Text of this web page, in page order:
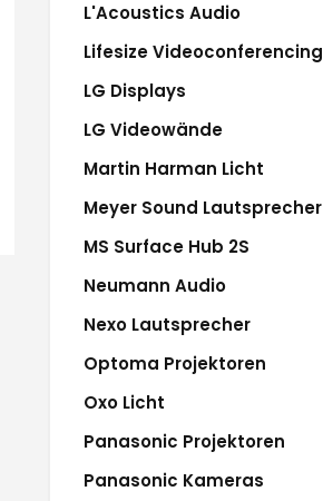
L'Acoustics Audio
Lifesize Videoconferencing
LG Displays
LG Videowände
Martin Harman Licht
Meyer Sound Lautsprecher
MS Surface Hub 2S
Neumann Audio
Nexo Lautsprecher
Optoma Projektoren
Oxo Licht
Panasonic Projektoren
Panasonic Kameras